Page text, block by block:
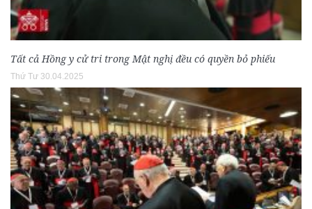
Tất cả Hồng y cử tri trong Mật nghị đều có quyền bỏ phiếu
Thứ Tư 30.04.2025